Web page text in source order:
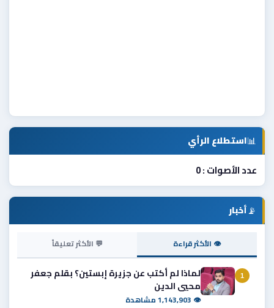
📊استطلاع الرأي
عدد الأصوات : 0
📡أخبار
👁 الأكثر قراءة 💬 الأكثر تعليقاً
1
لماذا لم أكتب عن جزيرة إبستين؟ بقلم جعفر
محيي الدين
👁 1,143,903 مشاهدة